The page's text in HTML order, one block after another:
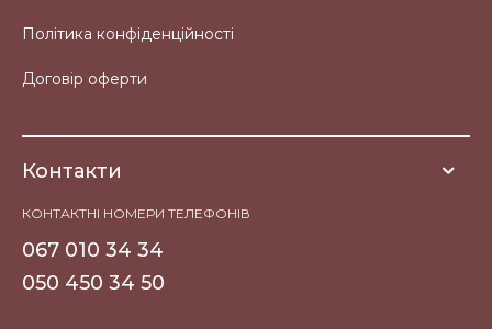
Політика конфіденційності
Договір оферти
Контакти
КОНТАКТНІ НОМЕРИ ТЕЛЕФОНІВ
067 010 34 34
050 450 34 50